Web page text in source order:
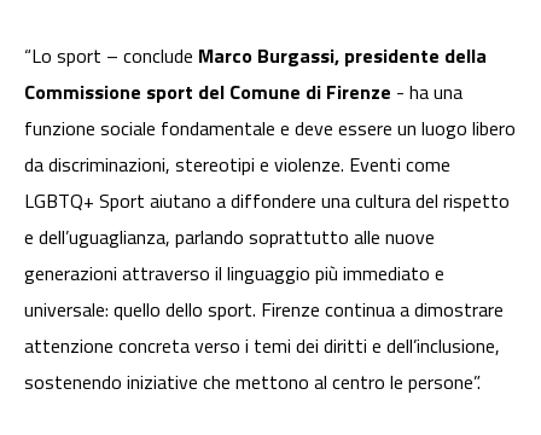
“Lo sport – conclude Marco Burgassi, presidente della
Commissione sport del Comune di Firenze - ha una
funzione sociale fondamentale e deve essere un luogo libero
da discriminazioni, stereotipi e violenze. Eventi come
LGBTQ+ Sport aiutano a diffondere una cultura del rispetto
e dell’uguaglianza, parlando soprattutto alle nuove
generazioni attraverso il linguaggio più immediato e
universale: quello dello sport. Firenze continua a dimostrare
attenzione concreta verso i temi dei diritti e dell’inclusione,
sostenendo iniziative che mettono al centro le persone”.